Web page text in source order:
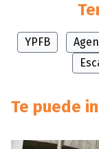
YPFB
Te puede